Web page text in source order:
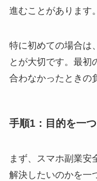
進むことがあります。
特に初めての場合は、
とが大切です。最初
合わなかったときの
手順1：目的を一
まず、スマホ副業安
解決したいのかを一